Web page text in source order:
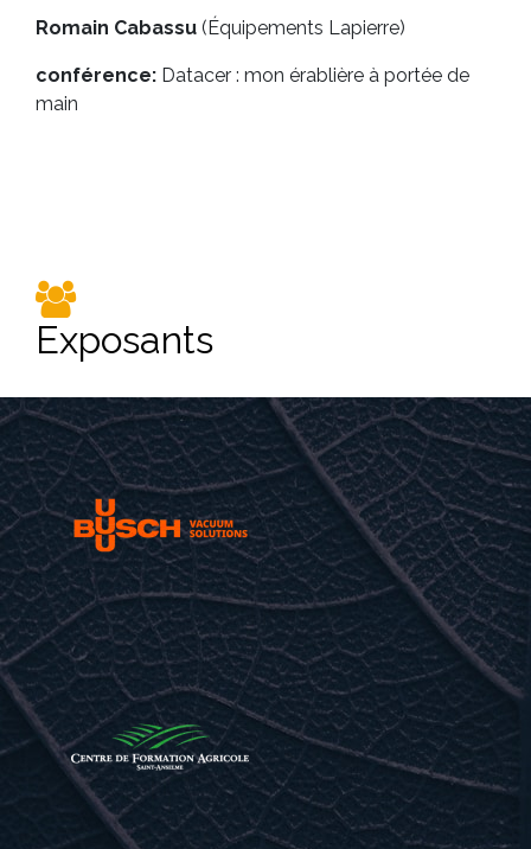
Romain Cabassu (Équipements Lapierre)
conférence: Datacer : mon érablière à portée de
main
Exposants